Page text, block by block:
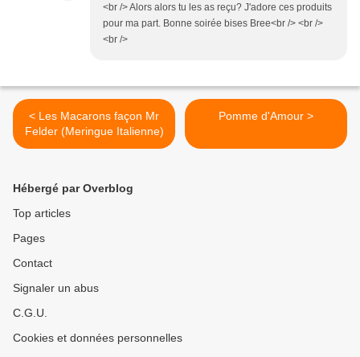
<br /> Alors alors tu les as reçu? J'adore ces produits
pour ma part. Bonne soirée bises Bree<br /> <br />
<br />
< Les Macarons façon Mr
Felder (Meringue Italienne)
Pomme d'Amour >
Hébergé par Overblog
Top articles
Pages
Contact
Signaler un abus
C.G.U.
Cookies et données personnelles